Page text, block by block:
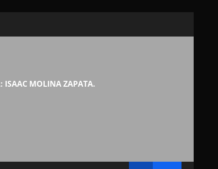
ISAAC MOLINA ZAPATA.